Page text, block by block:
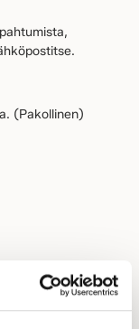
(Pakollinen)